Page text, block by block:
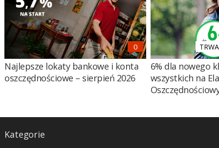
Najlepsze lokaty bankowe i konta
oszczędnościowe – sierpień 2026
6% dla nowego
wszystkich na
Kategorie